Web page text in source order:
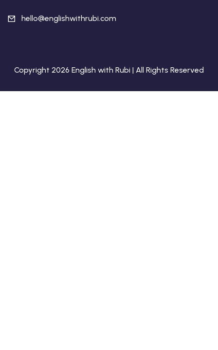
hello@englishwithrubi.com
Copyright 2026 English with Rubi | All Rights Reserved